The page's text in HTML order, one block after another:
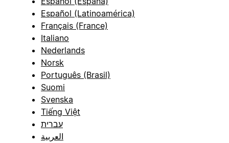
Español (Latinoamérica)
Français (France)
Italiano
Nederlands
Norsk
Português (Brasil)
Suomi
Svenska
Tiếng Việt
עברית
العربية